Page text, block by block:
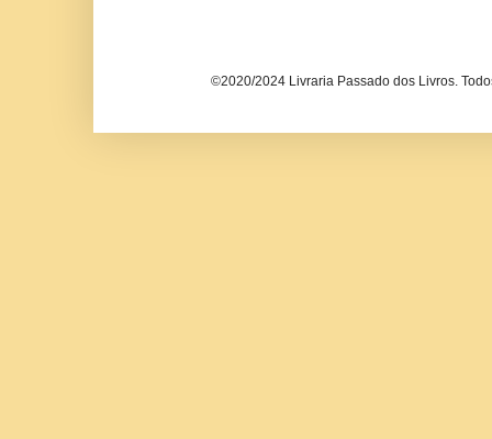
©2020/2024 Livraria Passado dos Livros.